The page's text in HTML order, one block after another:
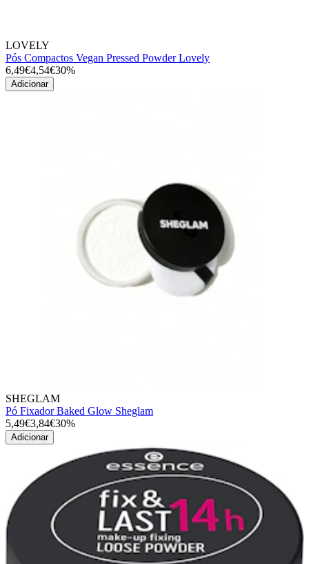
LOVELY
Pós Compactos Vegan Pressed Powder Lovely
6,49€4,54€30%
Adicionar
SHEGLAM
Pó Fixador Baked Glow Sheglam
5,49€3,84€30%
Adicionar